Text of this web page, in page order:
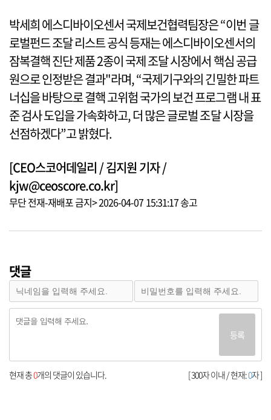
박세희 에스디바이오센서 국제보건협력팀장은 “이번 글
로벌펀드 조달 리스트 공식 등재는 에스디바이오센서의
잠복결핵 진단 제품 2종이 국제 조달 시장에서 핵심 공급
원으로 인정받은 결과"라며, “국제기구와의 긴밀한 파트
너십을 바탕으로 결핵 고위험 국가의 보건 프로그램 내 표
준 검사 도입을 가속화하고, 더 많은 글로벌 조달 시장을
선점하겠다”고 밝혔다.
[CEO스코어데일리 / 김지원 기자 /
kjw@ceoscore.co.kr]
무단 전재-재배포 금지> 2026-04-07 15:31:17 송고
댓글
등록
[ 300자 이내 / 현재:0자 ]
현재 총0개의 댓글이 있습니다.